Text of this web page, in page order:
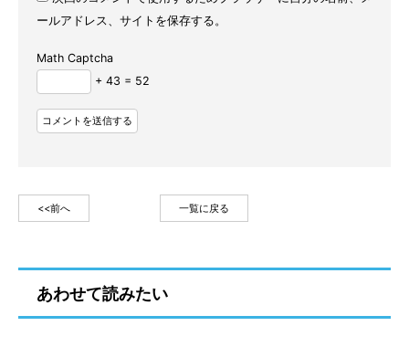
ールアドレス、サイトを保存する。
Math Captcha
+ 43 = 52
<<前へ 一覧に戻る
あわせて読みたい